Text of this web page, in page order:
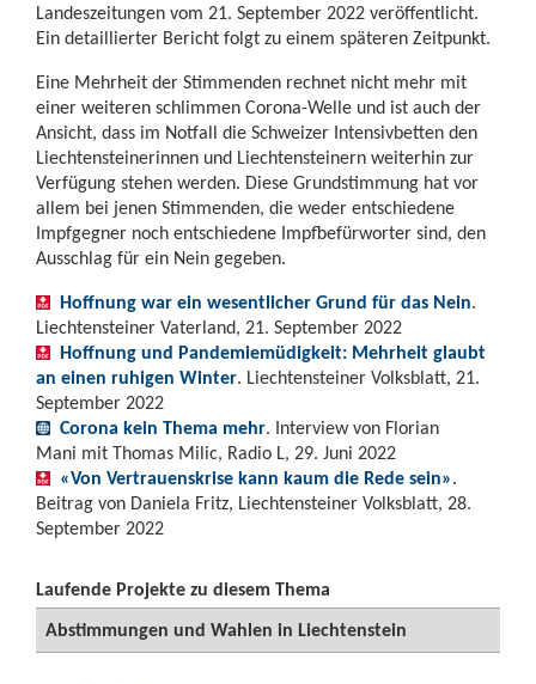
Landeszeitungen vom 21. September 2022 veröffentlicht.
Ein detaillierter Bericht folgt zu einem späteren Zeitpunkt.
Eine Mehrheit der Stimmenden rechnet nicht mehr mit
einer weiteren schlimmen Corona-Welle und ist auch der
Ansicht, dass im Notfall die Schweizer Intensivbetten den
Liechtensteinerinnen und Liechtensteinern weiterhin zur
Verfügung stehen werden. Diese Grundstimmung hat vor
allem bei jenen Stimmenden, die weder entschiedene
Impfgegner noch entschiedene Impfbefürworter sind, den
Ausschlag für ein Nein gegeben.
Hoffnung war ein wesentlicher Grund für das Nein.
Liechtensteiner Vaterland, 21. September 2022
Hoffnung und Pandemiemüdigkeit: Mehrheit glaubt
an einen ruhigen Winter. Liechtensteiner Volksblatt, 21.
September 2022
Corona kein Thema mehr. Interview von Florian
Mani mit Thomas Milic, Radio L, 29. Juni 2022
«Von Vertrauenskrise kann kaum die Rede sein».
Beitrag von Daniela Fritz, Liechtensteiner Volksblatt, 28.
September 2022
Laufende Projekte zu diesem Thema
Abstimmungen und Wahlen in Liechtenstein